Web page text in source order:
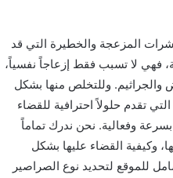
المزعجة والخطيرة التي قد
فهي لا تسبب فقط إزعاجاً نفسياً،
والجراثيم. وللتخلص منها بشكل
تقدم حلولاً احترافية للقضاء
وفعالية. نحن ندرك تماماً
وكيفية القضاء عليها بشكل
للموقع لتحديد نوع الصراصير